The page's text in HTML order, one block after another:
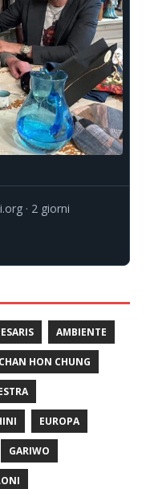
2 giorni
AMBIENTE
CHAN HON CHUNG
EUROPA
GARIWO